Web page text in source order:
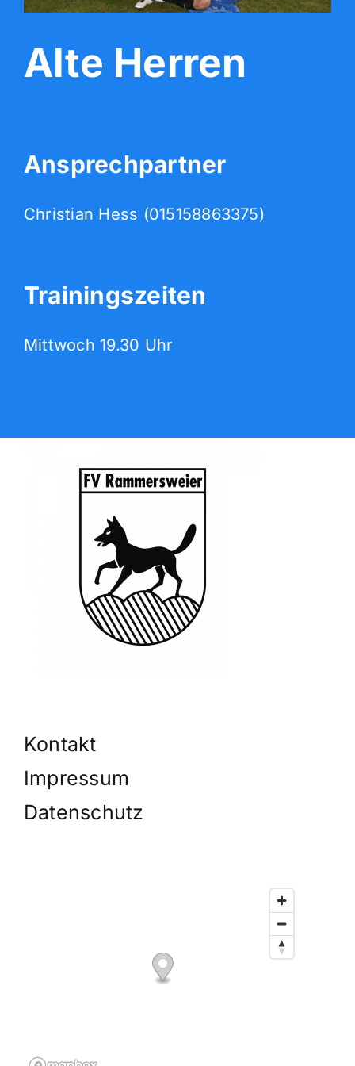
Der Verein
Mitgliedschaft
Wolfskicker
Unser Fanshop
Alte Herren
Ansprechpartner
Christian Hess (015158863375)
Trainingszeiten
Mittwoch 19.30 Uhr
Kontakt
Impressum
Datenschutz